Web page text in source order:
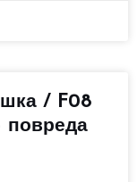
/ F08
повреда